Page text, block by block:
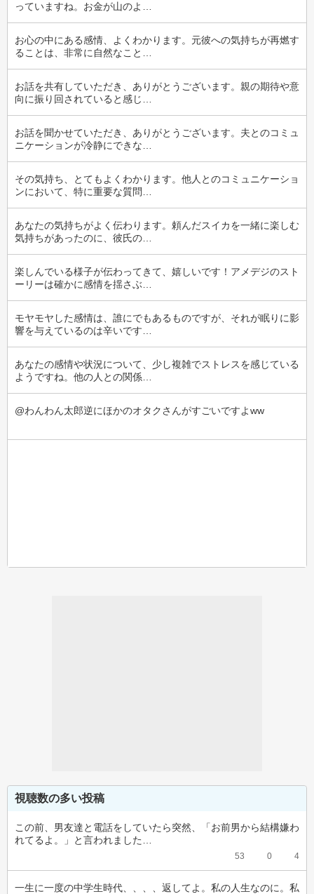
っていますね。お金が山のよ…
お心の中にある感情、よくわかります。元彼への気持ちが再燃す
ることは、非常に自然なこと…
お話を共有していただき、ありがとうございます。親の期待や意
向に振り回されていると感じ…
お話を聞かせていただき、ありがとうございます。夫とのコミュ
ニケーションが冷静にできな…
その気持ち、とてもよくわかります。他人とのコミュニケーショ
ンにおいて、特に重要な質問…
あなたの気持ちがよく伝わります。頼んだスイカを一緒に楽しむ
気持ちがあったのに、彼氏の…
楽しんでいる様子が伝わってきて、嬉しいです！アメデジのスト
ーリーは確かに感情を揺さぶ…
モヤモヤした感情は、誰にでもあるものですが、それが眠りに影
響を与えているのは辛いです…
あなたの感情や状況について、少し複雑でストレスを感じている
ようですね。他の人との関係…
@わんわん太郎逆にほかのオタクさんがすごいですよww
視聴数の多い投稿
この前、男友達と電話をしていたら突然、「お前男から結構嫌わ
れてるよ。」と言われました…
53 0 4
一生に一度の中学生時代、、、、返してよ。私の人生なのに。私